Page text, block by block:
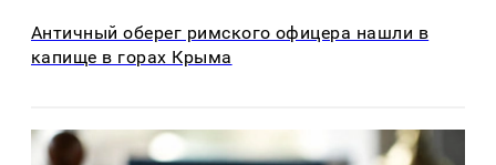
Античный оберег римского офицера нашли в
капище в горах Крыма